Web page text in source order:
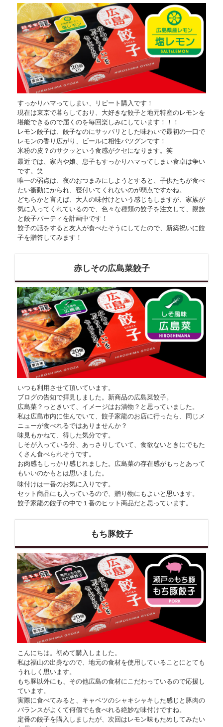
すっかりハマってしまい、リピート購入です！
現在は東京で暮らしており、大好きな餃子と地元特産のレモンを
堪能できるので届くのを毎回楽しみにしています！！！
レモン餃子は、餃子なのにサッパリとした味わいで最初の一口で
レモンの香り広がり、ビールに相性バツグンです！
米粉の皮？のサクッという食感がクセになります。笑
最近では、家内や娘、息子もすっかりハマってしまい食卓は争い
です。笑
唯一の弱点は、夜のおつまみにしようとすると、子供たちが食べ
たい衝動にかられ、寝付いてくれないのが弱点ですかね。
どちらかと言えば、大人の味付けという感じもしますが、家族が
気に入ってくれているので、色々な種類の餃子を注文して、親族
と餃子パーティを計画中です！
餃子の話をすると友人が食べたそうにしてたので、新築祝いに餃
子を贈答してみます！
赤しその広島菜餃子
いつも利用させて頂いています。
ブログの告知で拝見しました。新商品の広島菜餃子。
広島菜？っときいて、イメージはお漬物？と思っていました。
私は広島市内に住んでいて、餃子家龍のお店に行ったら、同じメ
ニューが食べれるではありませんか？
味見もかねて、得した気分です。
しそが入っている分、あっさりしていて、食欲ないときにでもた
くさん食べられそうです。
お肉感もしっかり感じれました。広島菜の存在感がもっとあって
もいいのかもとは思いました。
味付けは一番のお気に入りです。
セット商品にも入っているので、贈り物にもよいと思います。
餃子家龍の餃子の中で１番のヒット商品だと思っています。
もち豚餃子
こんにちは。初めて購入しました。
私は福山の出身なので、地元の食材を使用していることにとても
うれしく思います。
もち豚以外にも、その他広島の食材にこだわっているので応援し
ています。
実際に食べてみると、キャベツのシャキシャキした感じと豚肉の
バランスがよくて何個でも食べれる絶妙な味付けですね。
定番の餃子を購入しましたが、次回はレモン味もためしてみたい